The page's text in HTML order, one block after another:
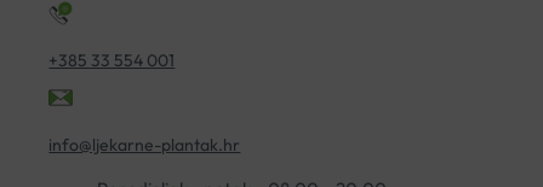
+385 33 554 001
info@ljekarne-plantak.hr